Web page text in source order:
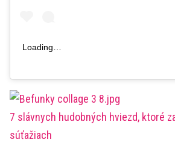
Loading…
7 slávnych hudobných hviezd, ktoré
súťažiach